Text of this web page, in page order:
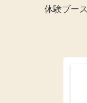
体験ブー